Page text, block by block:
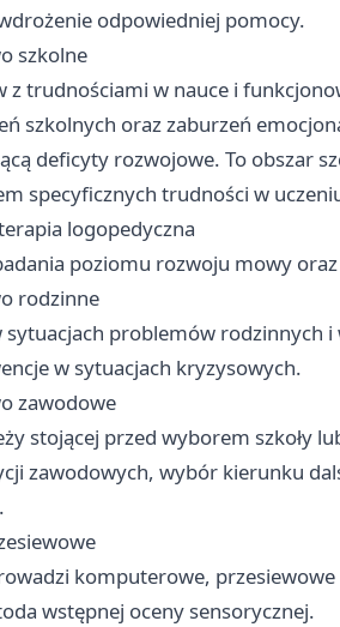
odpowiedniej pomocy.
szkolne
z trudnościami w nauce i
szkolnych oraz zaburzeń
deficyty rozwojowe. To obszar
specyficznych trudności w
logopedyczna
poziomu rozwoju mowy
rodzinne
sytuacjach problemów rodzinnych
w sytuacjach kryzysowych.
zawodowe
stojącej przed wyborem szkoły
zawodowych, wybór kierunku
komputerowe,
wstępnej oceny sensorycznej.